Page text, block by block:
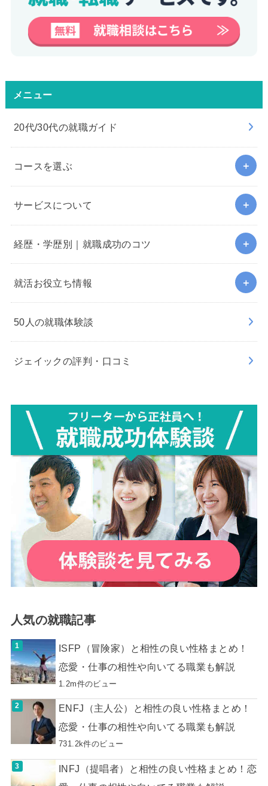
メニュー
20代/30代の就職ガイド
コースを選ぶ
サービスについて
経歴・学歴別｜就職成功のコツ
就活お役立ち情報
50人の就職体験談
ジェイックの評判・口コミ
人気の就職記事
ISFP（冒険家）と相性の良い性格まとめ！
恋愛・仕事の相性や向いてる職業も解説
1.2m件のビュー
ENFJ（主人公）と相性の良い性格まとめ！
恋愛・仕事の相性や向いてる職業も解説
731.2k件のビュー
INFJ（提唱者）と相性の良い性格まとめ！恋